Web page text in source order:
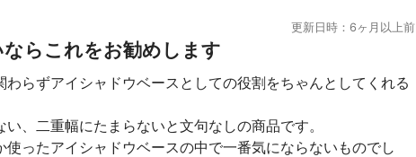
更新日時：6ヶ月以上前
らこれをお勧めします
わらずアイシャドウベースとしての役割をちゃんとしてくれる
、二重幅にたまらないと文句なしの商品です。
使ったアイシャドウベースの中で一番気にならないものでし